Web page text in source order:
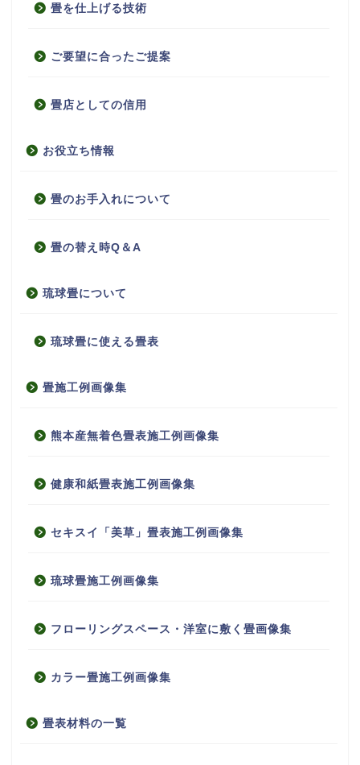
畳を仕上げる技術
ご要望に合ったご提案
畳店としての信用
お役立ち情報
畳のお手入れについて
畳の替え時Q＆A
琉球畳について
琉球畳に使える畳表
畳施工例画像集
熊本産無着色畳表施工例画像集
健康和紙畳表施工例画像集
セキスイ「美草」畳表施工例画像集
琉球畳施工例画像集
フローリングスペース・洋室に敷く畳画像集
カラー畳施工例画像集
畳表材料の一覧